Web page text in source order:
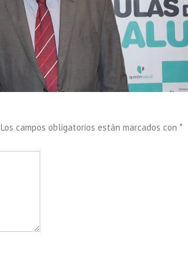
Los campos obligatorios están marcados con *